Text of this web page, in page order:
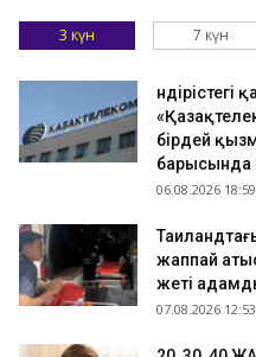
08.08.2026 15:52
Украина Қазақстан мұнайы
консарциуымы
жасамауға уәде берді
08.08.2026 15:23
Қазақстанның бірнеше өңірінде
аптап ыстық болады
08.08.2026 14:51
Атырауда балабақша
ұрған
3 күн 7 күн
бірдей
барысында
06.08.2026 18:59
жаппай
жеті
07.08.2026 12:53